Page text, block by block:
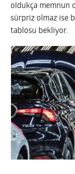
oldukça memnun
sürpriz olmaz ise
tablosu bekliyor.